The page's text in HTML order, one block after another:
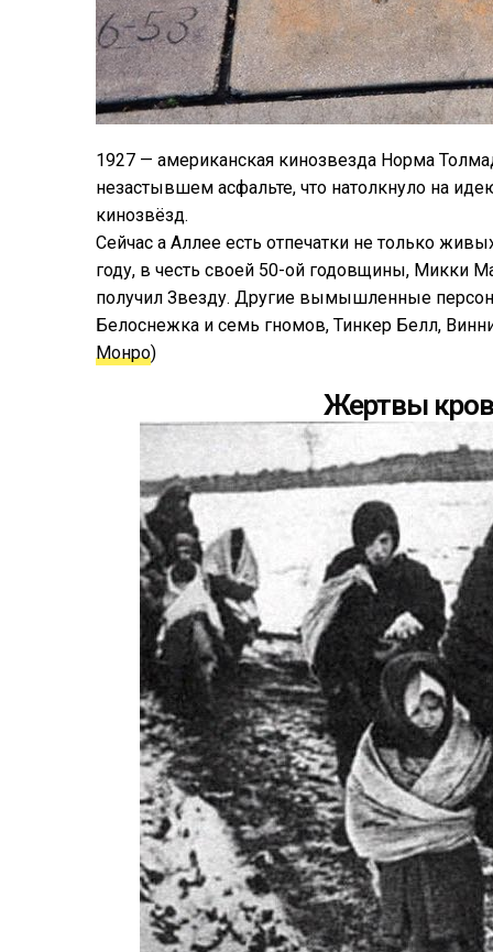
1927 — американская кинозвезда Норма
незастывшем асфальте, что натолкнуло на
кинозвёзд.
Сейчас а Аллее есть отпечатки не только
году, в честь своей 50-ой годовщины,
получил Звезду. Другие вымышленные
Белоснежка и семь гномов, Тинкер Белл,
Монро)
Жертвы